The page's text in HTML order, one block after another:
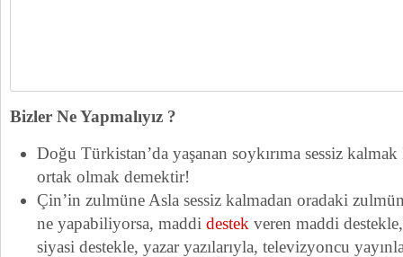
Bizler Ne Yapmalıyız ?
Doğu Türkistan’da yaşanan soykırıma sessiz
ortak olmak demektir!
Çin’in zulmüne Asla sessiz kalmadan oradaki
ne yapabiliyorsa, maddi destek veren maddi
siyasi destekle, yazar yazılarıyla, televizyoncu